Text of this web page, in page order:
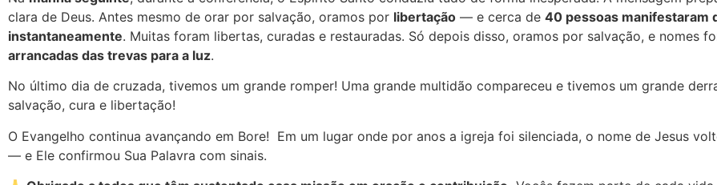
clara de Deus. Antes mesmo de orar por salvação, oramos por libertação — e cerca de 40 pessoas manifestaram
instantaneamente. Muitas foram libertas, curadas e restauradas. Só depois disso, oramos por salvação, e nomes
arrancadas das trevas para a luz.
No último dia de cruzada, tivemos um grande romper! Uma grande multidão compareceu e tivemos um grande
salvação, cura e libertação!
O Evangelho continua avançando em Bore! Em um lugar onde por anos a igreja foi silenciada, o nome de Jesus
— e Ele confirmou Sua Palavra com sinais.